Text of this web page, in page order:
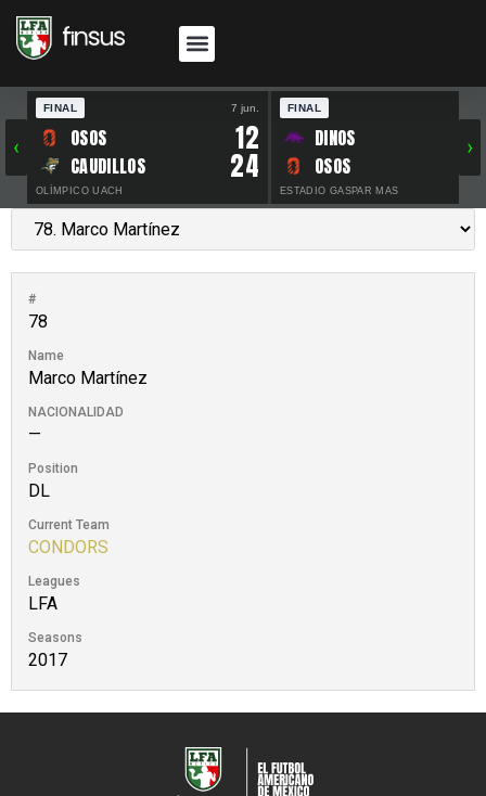
‹
FINAL 7 jun.
OSOS 12
CAUDILLOS 24
OLÍMPICO UACH
FINAL
DINOS
OSOS
ESTADIO GASPAR MAS
›
#
78
Name
Marco Martínez
NACIONALIDAD
—
Position
DL
Current Team
CONDORS
Leagues
LFA
Seasons
2017